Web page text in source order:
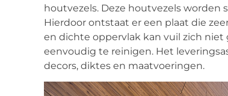
houtvezels. Deze houtvezels
Hierdoor ontstaat er een plaat die
en dichte oppervlak kan vuil zich
eenvoudig te reinigen. Het
decors, diktes en maatvoeringen.